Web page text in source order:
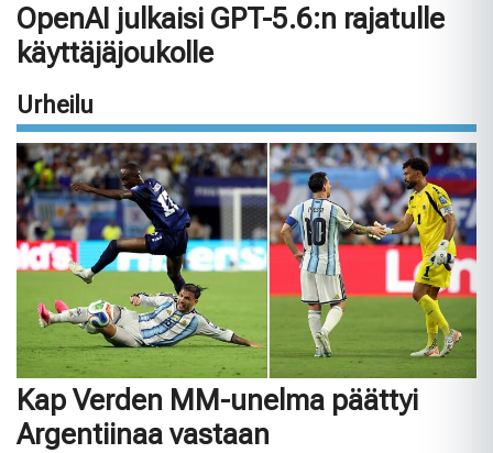
OpenAI julkaisi GPT-5.6:n rajatulle
käyttäjäjoukolle
Urheilu
Kap Verden MM-unelma päättyi
Argentiinaa vastaan